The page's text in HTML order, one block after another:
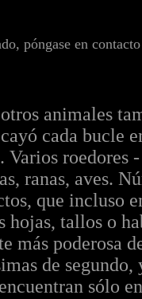
póngase en contacto
animales
cada bucle
roedores
ranas, aves.
que incluso
hojas, tallos o
más poderosa
de segundo,
sólo